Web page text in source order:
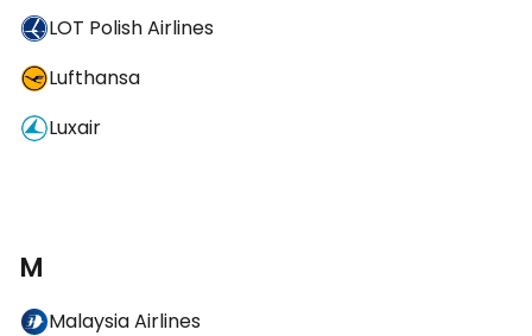
LOT Polish Airlines
Lufthansa
Luxair
M
Malaysia Airlines